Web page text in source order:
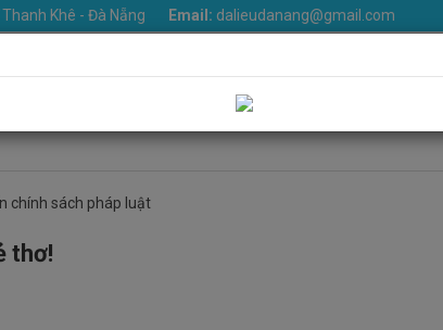
Khê - Đà Nẵng Email: dalieudanang@gmail.com
thiệu Khoa phòng Dịch vụ Tin Tức Văn bản
chính sách pháp luật
thơ!